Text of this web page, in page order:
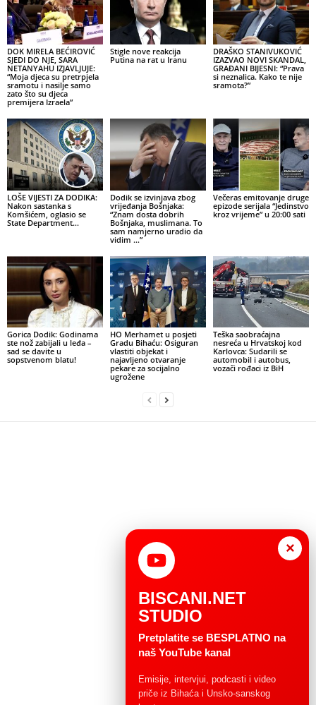
DOK MIRELA BEĆIROVIĆ
SJEDI DO NJE, SARA
NETANYAHU IZJAVLJUJE:
“Moja djeca su pretrpjela
sramotu i nasilje samo
zato što su djeca
premijera Izraela”
Stigle nove reakcija
Putina na rat u Iranu
DRAŠKO STANIVUKOVIĆ
IZAZVAO NOVI SKANDAL,
GRAĐANI BIJESNI: “Prava
si neznalica. Kako te nije
sramota?”
LOŠE VIJESTI ZA DODIKA:
Nakon sastanka s
Komšićem, oglasio se
State Department…
Dodik se izvinjava zbog
vrijeđanja Bošnjaka:
“Znam dosta dobrih
Bošnjaka, muslimana. To
sam namjerno uradio da
vidim …”
Večeras emitovanje druge
epizode serijala “Jedinstvo
kroz vrijeme” u 20:00 sati
Gorica Dodik: Godinama
ste nož zabijali u leđa –
sad se davite u
sopstvenom blatu!
HO Merhamet u posjeti
Gradu Bihaću: Osiguran
vlastiti objekat i
najavljeno otvaranje
pekare za socijalno
ugrožene
Teška saobraćajna
nesreća u Hrvatskoj kod
Karlovca: Sudarili se
automobil i autobus,
vozači rođaci iz BiH
×
BISCANI.NET
STUDIO
Pretplatite se BESPLATNO na
naš YouTube kanal
Emisije, intervjui, podcasti i video
priče iz Bihaća i Unsko-sanskog